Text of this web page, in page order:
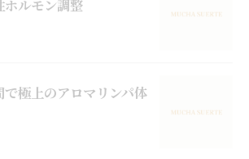
ホルモン調整
極上のアロマリンパ体